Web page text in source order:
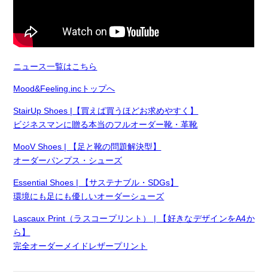
ニュース一覧はこちら
Mood&Feeling.incトップへ
StairUp Shoes |【買えば買うほどお求めやすく】
ビジネスマンに贈る本当のフルオーダー靴・革靴
MooV Shoes | 【足と靴の問題解決型】
オーダーパンプス・シューズ
Essential Shoes | 【サステナブル・SDGs】
環境にも足にも優しいオーダーシューズ
Lascaux Print（ラスコープリント） | 【好きなデザインをA4か
ら】
完全オーダーメイドレザープリント